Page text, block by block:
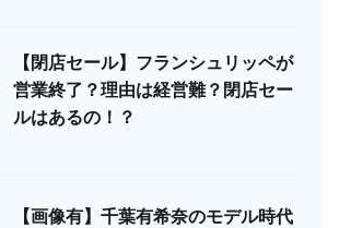
【閉店セール】フランシュリッペが
営業終了？理由は経営難？閉店セー
ルはあるの！？
【画像有】千葉有希奈のモデル時代